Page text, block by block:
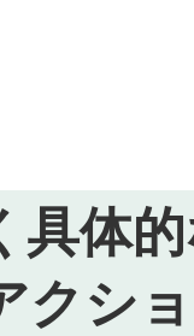
具体
クシ